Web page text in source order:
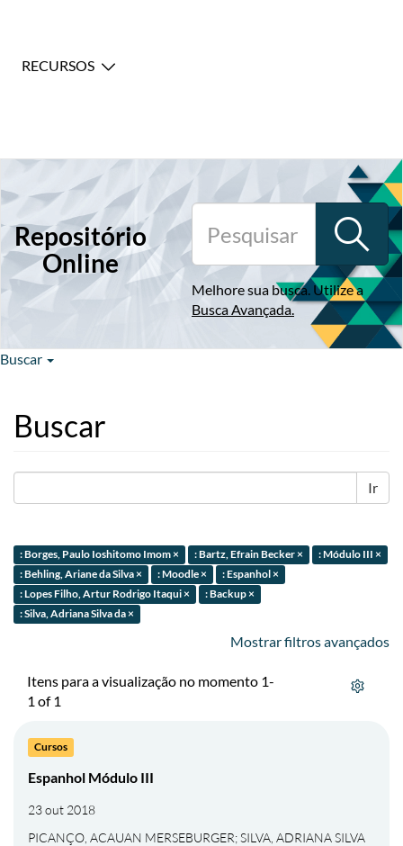
RECURSOS
Repositório
Online
Melhore sua busca. Utilize a
Busca Avançada.
Buscar
Buscar
Ir
: Borges, Paulo Ioshitomo Imom × : Bartz, Efrain Becker ×
: Módulo III ×
: Behling, Ariane da Silva ×
: Moodle ×
: Espanhol ×
: Lopes Filho, Artur Rodrigo Itaqui ×
: Backup ×
: Silva, Adriana Silva da ×
Mostrar filtros avançados
Itens para a visualização no momento 1-
1 of 1
Cursos
Espanhol Módulo III
23 out 2018
PICANÇO, ACAUAN MERSEBURGER;SILVA, ADRIANA SILVA